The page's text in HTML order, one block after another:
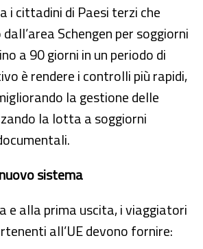
i cittadini di Paesi terzi che
Schengen per soggiorni
a 90 giorni in un periodo di
è rendere i controlli più rapidi,
la gestione delle
la lotta a soggiorni
sistema
e alla prima uscita, i viaggiatori
all’UE devono fornire: